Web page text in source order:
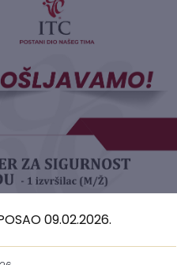
09.02.2026.